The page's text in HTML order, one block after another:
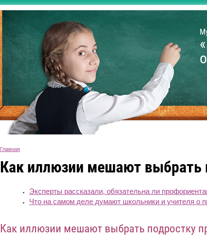
Главная
Как иллюзии мешают выбрать
Эксперты рассказали, обязательна ли
Что на самом деле думают школьники и учителя о
Как иллюзии мешают выбрать подростку